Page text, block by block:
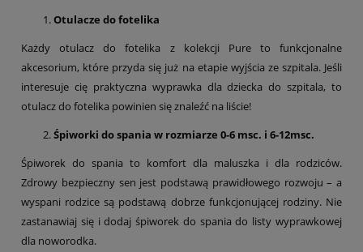
Otulacze do fotelika
Każdy otulacz do fotelika z kolekcji Pure to funkcjonalne
akcesorium, które przyda się już na etapie wyjścia ze szpitala. Jeśli
interesuje cię praktyczna wyprawka dla dziecka do szpitala, to
otulacz do fotelika powinien się znaleźć na liście!
Śpiworki do spania w rozmiarze 0-6 msc. i 6-12msc.
Śpiworek do spania to komfort dla maluszka i dla rodziców.
Zdrowy bezpieczny sen jest podstawą prawidłowego rozwoju – a
wyspani rodzice są podstawą dobrze funkcjonującej rodziny. Nie
zastanawiaj się i dodaj śpiworek do spania do listy wyprawkowej
dla noworodka.